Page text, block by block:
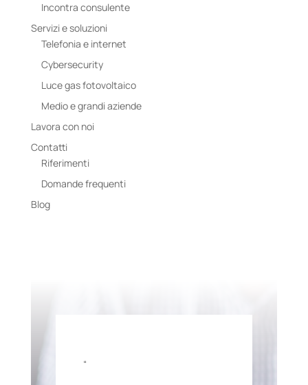
Incontra consulente
Servizi e soluzioni
Telefonia e internet
Cybersecurity
Luce gas fotovoltaico
Medio e grandi aziende
Lavora con noi
Contatti
Riferimenti
Domande frequenti
Blog
“